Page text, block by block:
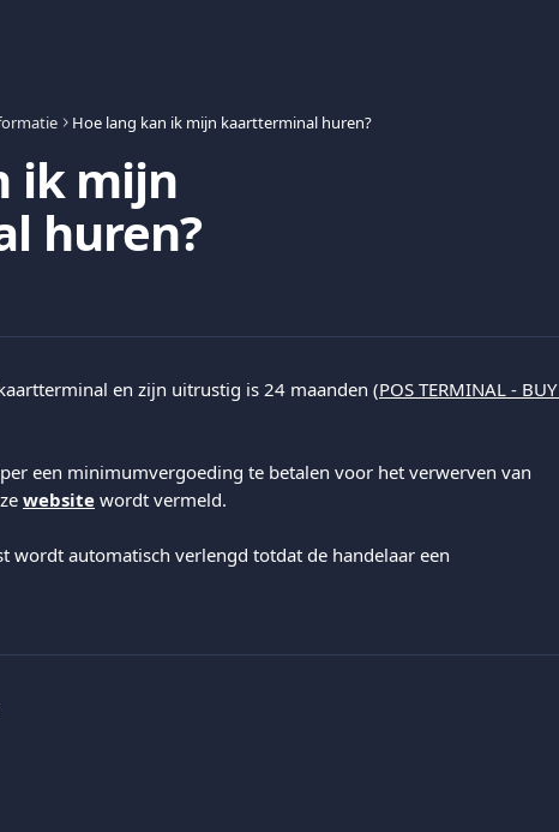
Hoe lang kan ik mijn kaartterminal huren?
ik mijn
huren?
en zijn uitrustig is 24 maanden (POS TERMINAL - BUY
een minimumvergoeding te betalen voor het verwerven van
website wordt vermeld.
wordt automatisch verlengd totdat de handelaar een